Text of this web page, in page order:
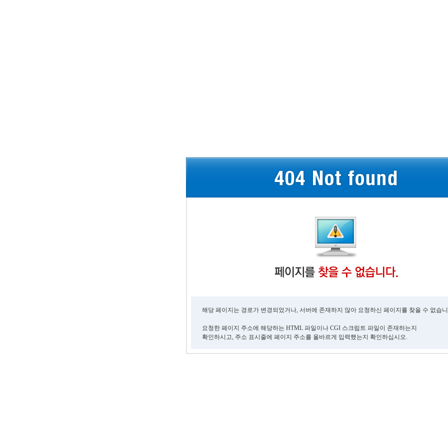
해당 페이지는 경로가 변경되었거나, 서버에 존재하지 않아 요청하신 페이지를 찾을 수 없습
요청한 페이지 주소에 해당하는 HTML 파일이나 CGI 스크립트 파일이 존재하는지
확인하시고, 주소 표시줄에 페이지 주소를 올바르게 입력했는지 확인하십시오.